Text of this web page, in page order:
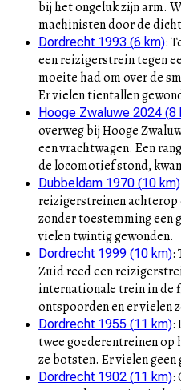
bij het ongeluk zijn arm.
machinisten door de
Dordrecht 1993 (6 km):
een reizigerstrein tegen
moeite had om over de
Er vielen tientallen
Hooge Zwaluwe 2024 (8
overweg bij Hooge
een vrachtwagen. Een
de locomotief stond,
Dubbeldam 1970 (10 km)
reizigerstreinen achterop
zonder toestemming een
vielen twintig gewonden.
Dordrecht 1999 (10 km):
Zuid reed een
internationale trein in de
ontspoorden en er vielen
Dordrecht 1955 (11 km):
twee goederentreinen op
ze botsten. Er vielen geen
Dordrecht 1902 (11 km):